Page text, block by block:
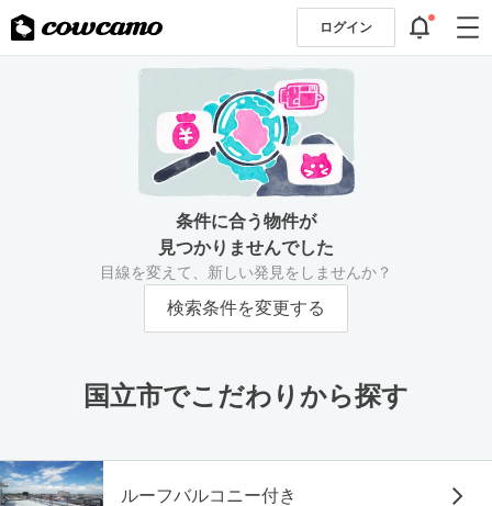
ログイン
条件に合う物件が
見つかりませんでした
目線を変えて、新しい発見をしませんか？
検索条件を変更する
国立市でこだわりから探す
ルーフバルコニー付き